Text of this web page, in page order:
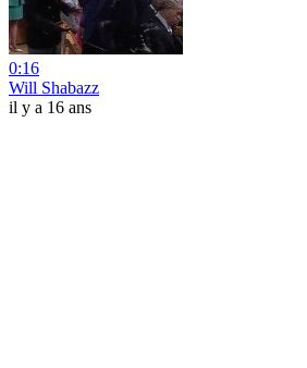
0:16
Will Shabazz
il y a 16 ans